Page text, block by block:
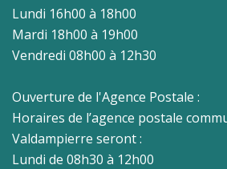
Lundi 16h00 à 18h00
Mardi 18h00 à 19h00
Vendredi 08h00 à 12h30
Ouverture de l'Agence Postale :
Horaires de l’agence postale
Valdampierre seront :
Lundi de 08h30 à 12h00